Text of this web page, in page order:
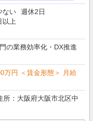
ない
週休2日
以上
の業務効率化・DX推進
万円 ＜賃金形態＞ 月給
所：大阪府大阪市北区中